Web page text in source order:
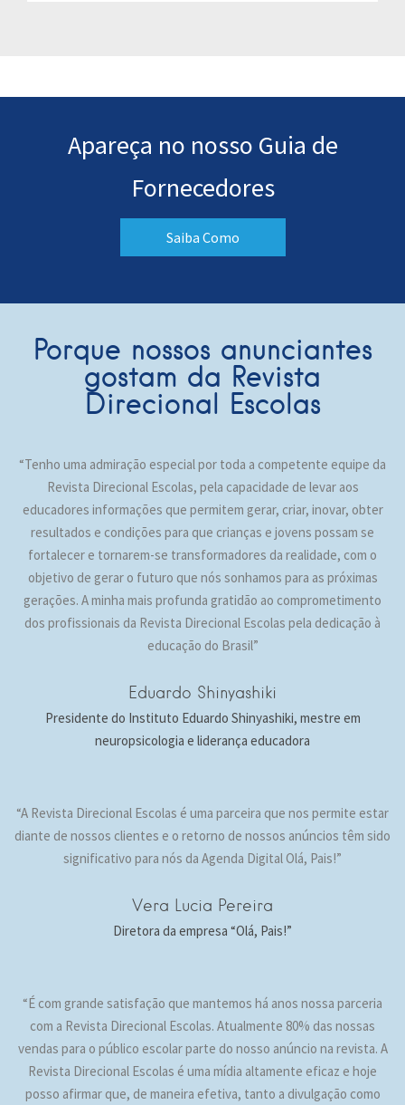
Apareça no nosso Guia de
Fornecedores
Saiba Como
Porque nossos anunciantes
gostam da Revista
Direcional Escolas
“Tenho uma admiração especial por toda a competente equipe da
Revista Direcional Escolas, pela capacidade de levar aos
educadores informações que permitem gerar, criar, inovar, obter
resultados e condições para que crianças e jovens possam se
fortalecer e tornarem-se transformadores da realidade, com o
objetivo de gerar o futuro que nós sonhamos para as próximas
gerações. A minha mais profunda gratidão ao comprometimento
dos profissionais da Revista Direcional Escolas pela dedicação à
educação do Brasil”
Eduardo Shinyashiki
Presidente do Instituto Eduardo Shinyashiki, mestre em
neuropsicologia e liderança educadora
“A Revista Direcional Escolas é uma parceira que nos permite estar
diante de nossos clientes e o retorno de nossos anúncios têm sido
significativo para nós da Agenda Digital Olá, Pais!”
Vera Lucia Pereira
Diretora da empresa “Olá, Pais!”
“É com grande satisfação que mantemos há anos nossa parceria
com a Revista Direcional Escolas. Atualmente 80% das nossas
vendas para o público escolar parte do nosso anúncio na revista. A
Revista Direcional Escolas é uma mídia altamente eficaz e hoje
posso afirmar que, de maneira efetiva, tanto a divulgação como